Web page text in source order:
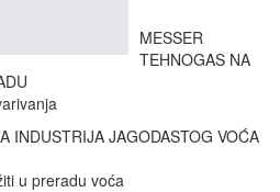
MESSER
TEHNOGAS NA
INDUSTRIJA JAGODASTOG VOĆA
u preradu voća